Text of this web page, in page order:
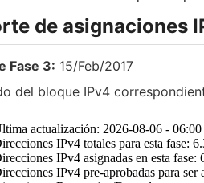
de asignaciones
Fase 3: 15/Feb/2017
del bloque IPv4